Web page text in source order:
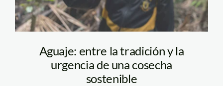
Aguaje: entre la tradición y la
urgencia de una cosecha
sostenible